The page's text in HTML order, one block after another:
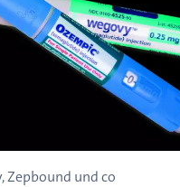
Zepbound und co